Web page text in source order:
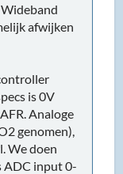
afwijken
is 0V
Analoge
genomen),
We doen
ADC input 0-